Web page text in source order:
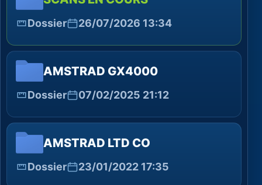
Dossier 26/07/2026 13:34
AMSTRAD GX4000
Dossier 07/02/2025 21:12
AMSTRAD LTD CO
Dossier 23/01/2022 17:35